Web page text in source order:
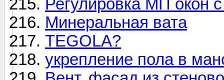
Регулировка МП окон
Минеральная вата
TEGOLA?
укрепление пола в